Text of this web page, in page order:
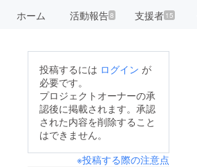
ホーム 活動報告8 支援者 15
投稿するには ログイン が
必要です。
プロジェクトオーナーの承
認後に掲載されます。承認
された内容を削除すること
はできません。
※投稿する際の注意点